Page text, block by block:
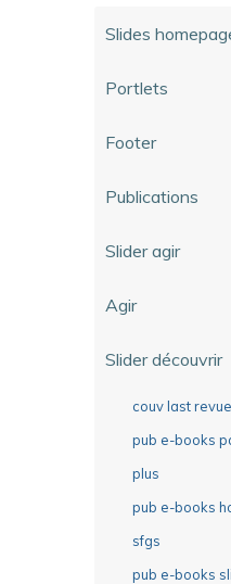
Slides
Portlets
Footer
Publications
Slider agir
Agir
Slider découvrir
couv last revue
pub e-books
plus
pub e-books
sfgs
pub e-books